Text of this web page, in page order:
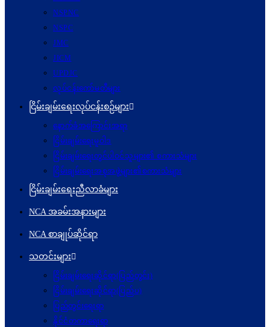
NSPNC
NSPC
JMC
JICM
UPDJC
လုပ်ငန်းကော်မတီများ
ငြိမ်းချမ်းရေးလုပ်ငန်းစဉ်များ
နောက်ခံအကြောင်းအရာ
ငြိမ်းချမ်းရေးမူဝါဒ
ငြိမ်းချမ်းရေးတွင်ပါဝင်သူများ၏ စကားသံများ
ငြိမ်းချမ်းရေးအစုအဖွဲ့များ၏စကားသံများ
ငြိမ်းချမ်းရေးညီလာခံများ
NCA အခမ်းအနားများ
NCA စာချုပ်ဆိုင်ရာ
သတင်းများ
ငြိမ်းချမ်းရေးဆိုင်ရာ(ပြည်တွင်း)
ငြိမ်းချမ်းရေးဆိုင်ရာ(ပြည်ပ)
ပြည်တွင်းရေးရာ
နိုင်ငံတကာရေးရာ